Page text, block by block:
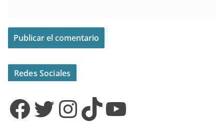
Redes Sociales
Facebook Twitter InstagramTikTok YouTube